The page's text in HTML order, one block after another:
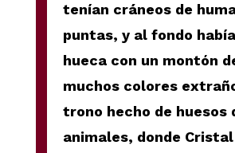
tenían cráneos de
puntas, y al fondo
hueca con un montón
muchos colores
trono hecho de huesos
animales, donde